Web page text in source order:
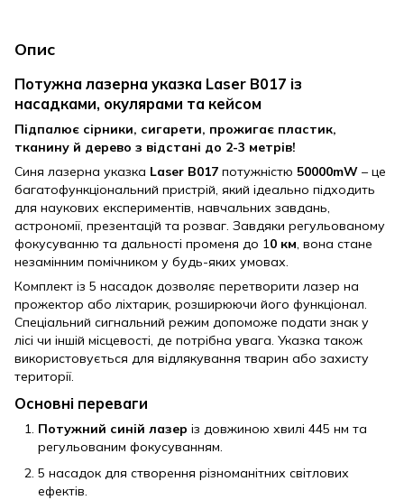
Опис
Потужна лазерна указка Laser B017 із
насадками, окулярами та кейсом
Підпалює сірники, сигарети, прожигає пластик,
тканину й дерево з відстані до 2-3 метрів!
Синя лазерна указка Laser B017 потужністю 50000mW – це
багатофункціональний пристрій, який ідеально підходить
для наукових експериментів, навчальних завдань,
астрономії, презентацій та розваг. Завдяки регульованому
фокусуванню та дальності променя до 1 0 км , вона стане
незамінним помічником у будь-яких умовах.
Комплект із 5 насадок дозволяє перетворити лазер на
прожектор або ліхтарик, розширюючи його функціонал.
Спеціальний сигнальний режим допоможе подати знак у
лісі чи іншій місцевості, де потрібна увага. Указка також
використовується для відлякування тварин або захисту
території.
Основні переваги
Потужний синій лазер із довжиною хвилі 445 нм та
регульованим фокусуванням.
5 насадок для створення різноманітних світлових
ефектів.